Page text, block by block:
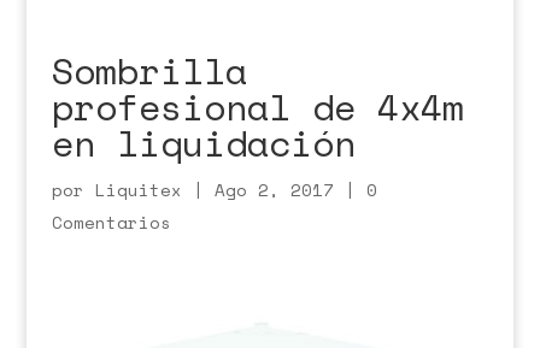
Sombrilla
profesional de 4x4m
en liquidación
por Liquitex | Ago 2, 2017 | 0
Comentarios